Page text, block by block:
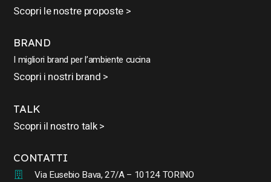
Scopri le nostre proposte >
BRAND
I migliori brand per l’ambiente cucina
Scopri i nostri brand >
TALK
Scopri il nostro talk >
CONTATTI
Via Eusebio Bava, 27/A – 10124 TORINO